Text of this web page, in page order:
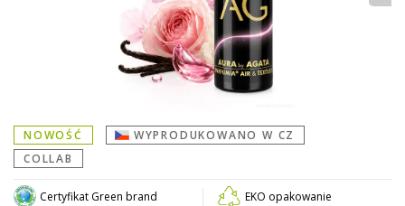
NOWOŚĆ
WYPRODUKOWANO W CZ
COLLAB
Certyfikat Green brand
EKO opakowanie